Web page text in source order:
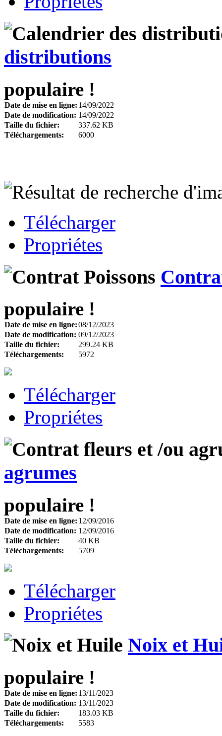
distributions
populaire !
Date de mise en ligne: 14/09/2022
Date de modification: 14/09/2022
Taille du fichier:
337.62 KB
Téléchargements:
6000
Télécharger
Propriétes
populaire !
Date de mise en ligne:08/12/2023
Date de modification: 09/12/2023
Taille du fichier:
299.24 KB
Téléchargements:
5972
Télécharger
Propriétes
agrumes
populaire !
Date de mise en ligne: 12/09/2016
Date de modification: 12/09/2016
Taille du fichier:
40 KB
Téléchargements:
5709
Télécharger
Propriétes
Noix et
populaire !
Date de mise en ligne: 13/11/2023
Date de modification: 13/11/2023
Taille du fichier:
183.03 KB
Téléchargements:
5583